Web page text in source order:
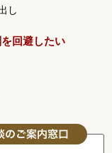
し
回避したい